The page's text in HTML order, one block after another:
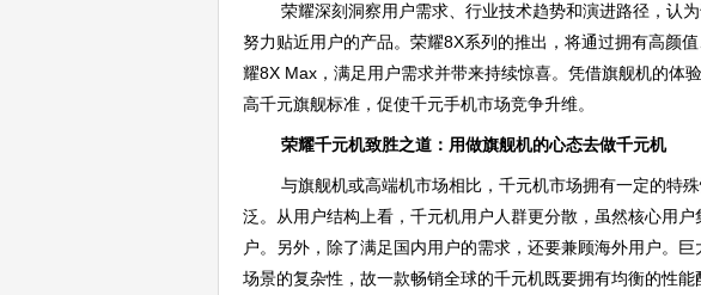
荣耀深刻洞察用户需求、行业技术趋势和演进路径，认
努力贴近用户的产品。荣耀8X系列的推出，将通过拥有高颜
耀8X Max，满足用户需求并带来持续惊喜。凭借旗舰机的体
高千元旗舰标准，促使千元手机市场竞争升维。
荣耀千元机致胜之道：用做旗舰机的心态去做千元机
与旗舰机或高端机市场相比，千元机市场拥有一定的特
泛。从用户结构上看，千元机用户人群更分散，虽然核心用
户。另外，除了满足国内用户的需求，还要兼顾海外用户。
场景的复杂性，故一款畅销全球的千元机既要拥有均衡的性